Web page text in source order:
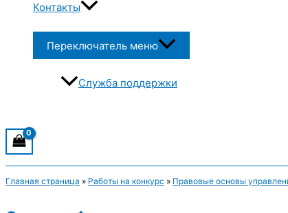
Контакты
Переключатель меню
Служба поддержки
Главная страница » Работы на конкурс » Правовые основы